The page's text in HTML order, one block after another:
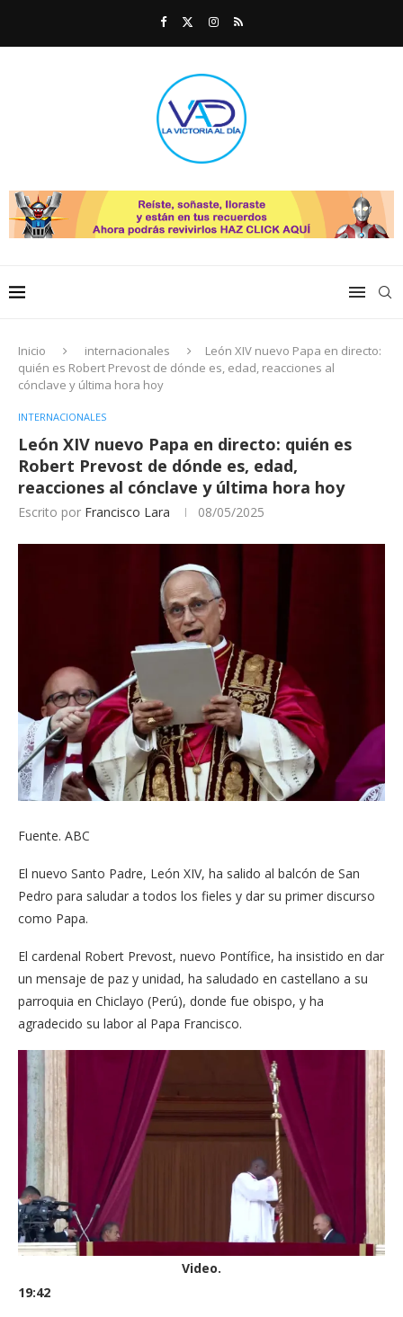
Inicio internacionales
León XIV nuevo Papa en directo:
quién es Robert Prevost de dónde es, edad, reacciones al
cónclave y última hora hoy
INTERNACIONALES
León XIV nuevo Papa en directo: quién es
Robert Prevost de dónde es, edad,
reacciones al cónclave y última hora hoy
Escrito por Francisco Lara 08/05/2025
Fuente. ABC
El nuevo Santo Padre, León XIV, ha salido al balcón de San
Pedro para saludar a todos los fieles y dar su primer discurso
como Papa.
El cardenal Robert Prevost, nuevo Pontífice, ha insistido en dar
un mensaje de paz y unidad, ha saludado en castellano a su
parroquia en Chiclayo (Perú), donde fue obispo, y ha
agradecido su labor al Papa Francisco.
Video.
19:42